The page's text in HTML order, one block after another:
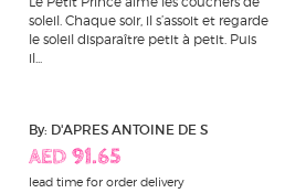
soleil. Chaque soir, il s’assoit et regarde
le soleil disparaître petit à petit. Puis
il...
By: D'APRES ANTOINE DE S
AED 91.65
lead time for order delivery